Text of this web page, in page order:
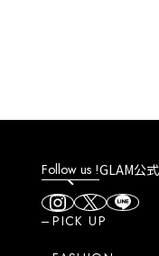
Follow us !GLAM公
PICK UP